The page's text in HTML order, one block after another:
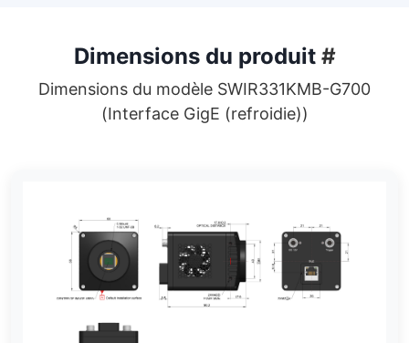
Dimensions du produit #
Dimensions du modèle SWIR331KMB-G700
(Interface GigE (refroidie))